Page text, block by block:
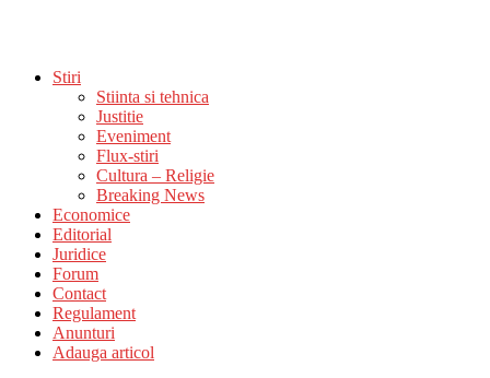
Stiri
Stiinta si tehnica
Justitie
Eveniment
Flux-stiri
Cultura – Religie
Breaking News
Economice
Editorial
Juridice
Forum
Contact
Regulament
Anunturi
Adauga articol